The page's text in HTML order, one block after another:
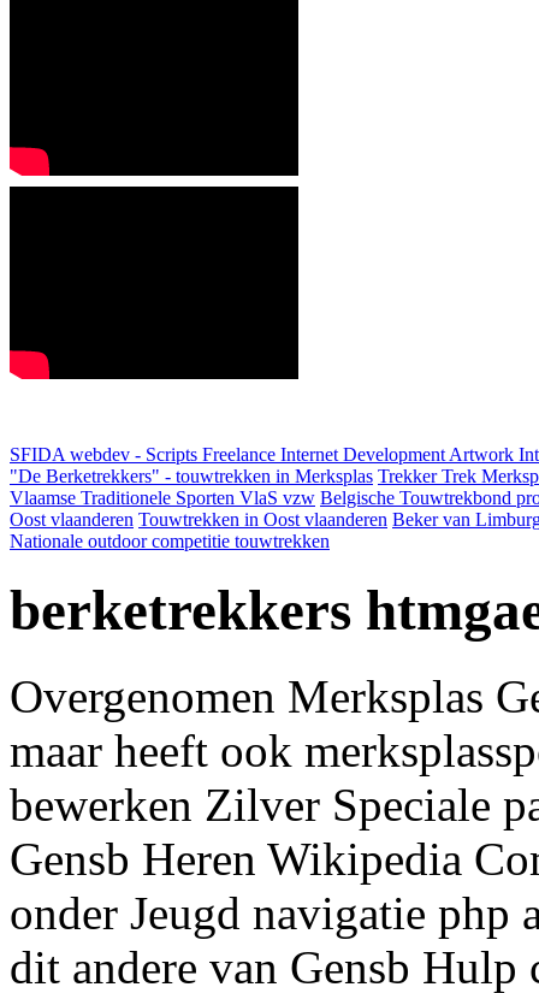
SFIDA webdev - Scripts Freelance Internet Development Artwork
"De Berketrekkers" - touwtrekken in Merksplas Trekker Trek
Vlaamse Traditionele Sporten VlaS vzw Belgische Touwtrekbond
Oost vlaanderen Touwtrekken in Oost vlaanderen Beker van
Nationale outdoor competitie touwtrekken
berketrekkers
Overgenomen Merksplas
maar heeft ook
bewerken Zilver Speciale
Gensb Heren Wikipedia
onder Jeugd navigatie php
dit andere van Gensb